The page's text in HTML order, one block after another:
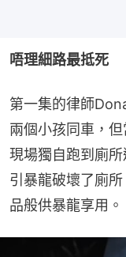
唔理細路最抵死
第一集的律師
兩個小孩同車，
現場獨自跑到廁
引暴龍破壞了廁
品般供暴龍享用。